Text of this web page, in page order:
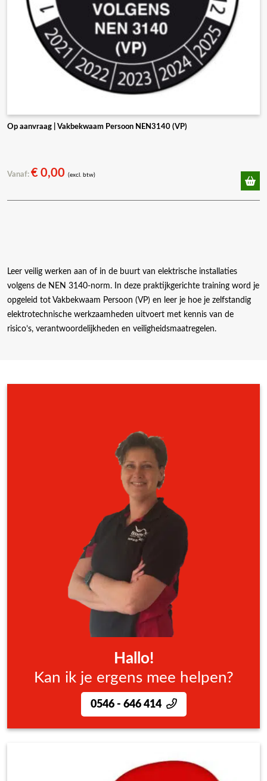
Op aanvraag | Vakbekwaam Persoon NEN3140 (VP)
Vanaf: € 0,00 (excl. btw)
Leer veilig werken aan of in de buurt van elektrische installaties
volgens de NEN 3140-norm. In deze praktijkgerichte training word je
opgeleid tot Vakbekwaam Persoon (VP) en leer je hoe je zelfstandig
elektrotechnische werkzaamheden uitvoert met kennis van de
risico’s, verantwoordelijkheden en veiligheidsmaatregelen.
Hallo!
Kan ik je ergens mee helpen?
0546 - 646 414